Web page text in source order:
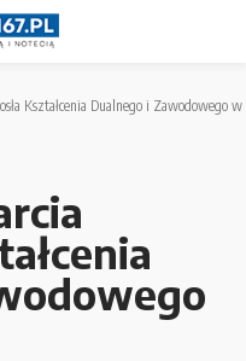
Kształcenia Dualnego i Zawodowego